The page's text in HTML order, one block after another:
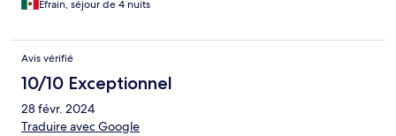
Efrain, séjour de 4 nuits
Avis vérifié
10/10 Exceptionnel
28 févr. 2024
Traduire avec Google